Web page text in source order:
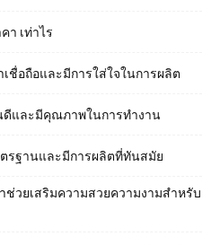
า เท่าไร
ชื่อถือและมีการใส่ใจในการผลิต
ดีและมีคุณภาพในการทำงาน
รฐานและมีการผลิตที่ทันสมัย
วยเสริมความสวยความงามสำหรับ